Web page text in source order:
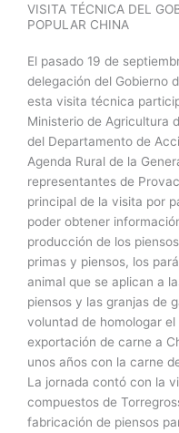
VISITA TÉCNICA DEL
POPULAR CHINA
El pasado 19 de
delegación del Gobierno
esta visita técnica
Ministerio de Agricultura
del Departamento de
Agenda Rural de la
representantes de
principal de la visita por
poder obtener
producción de los
primas y piensos, los
animal que se aplican a
piensos y las granjas de
voluntad de homologar
exportación de carne a
unos años con la carne
La jornada contó con la
compuestos de
fabricación de piensos